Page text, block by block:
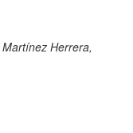
Herrera,